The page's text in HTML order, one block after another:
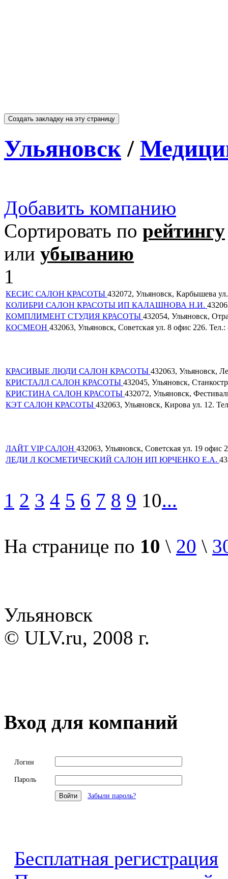
Ульяновск /
Добавить компанию
Сортировать по рейтингу
или убыванию
1
КЕСИС САЛОН КРАСОТЫ 432072, Ульяновск, Карбышева
КОЛИБРИ САЛОН КРАСОТЫ ИП КАЛАШНОВА Н.И.
КОМПЛИМЕНТ СТУДИЯ КРАСОТЫ 432054, Ульяновск,
КОСМЕОН 432063, Ульяновск, Советская ул. 8 офис 226.
КРАСИВЫЕ ЛЮДИ САЛОН КРАСОТЫ 432063, Ульяновск,
КРИСТАЛЛ САЛОН КРАСОТЫ 432045, Ульяновск,
КРИСТИНА САЛОН КРАСОТЫ 432072, Ульяновск,
КЭТ САЛОН КРАСОТЫ 432063, Ульяновск, Кирова ул. 12.
ЛАЙТ VIP САЛОН 432063, Ульяновск, Советская ул. 19 офис
ЛЕДИ Л КОСМЕТИЧЕСКИЙ САЛОН ИП ЮРЧЕНКО Е.А.
1 2 3 4 5 6 7 8 9 10...
На странице по 10 \ 20 \
Ульяновск
© ULV.ru, 2008 г.
Вход для компаний
Логин
Пароль
Забыли пароль?
Бесплатная регистрация